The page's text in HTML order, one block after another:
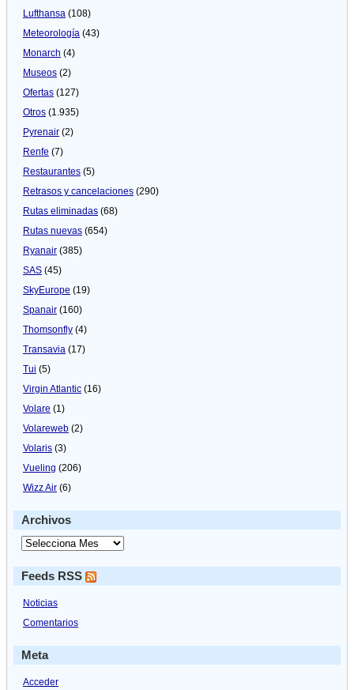
Lufthansa (108)
Meteorologí­a (43)
Monarch (4)
Museos (2)
Ofertas (127)
Otros (1.935)
Pyrenair (2)
Renfe (7)
Restaurantes (5)
Retrasos y cancelaciones (290)
Rutas eliminadas (68)
Rutas nuevas (654)
Ryanair (385)
SAS (45)
SkyEurope (19)
Spanair (160)
Thomsonfly (4)
Transavia (17)
Tui (5)
Virgin Atlantic (16)
Volare (1)
Volareweb (2)
Volaris (3)
Vueling (206)
Wizz Air (6)
Archivos
Feeds RSS
Noticias
Comentarios
Meta
Acceder